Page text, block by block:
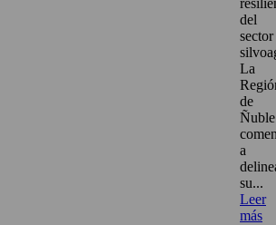
del
sector
La
de
Ñuble
a
su...
Leer
más